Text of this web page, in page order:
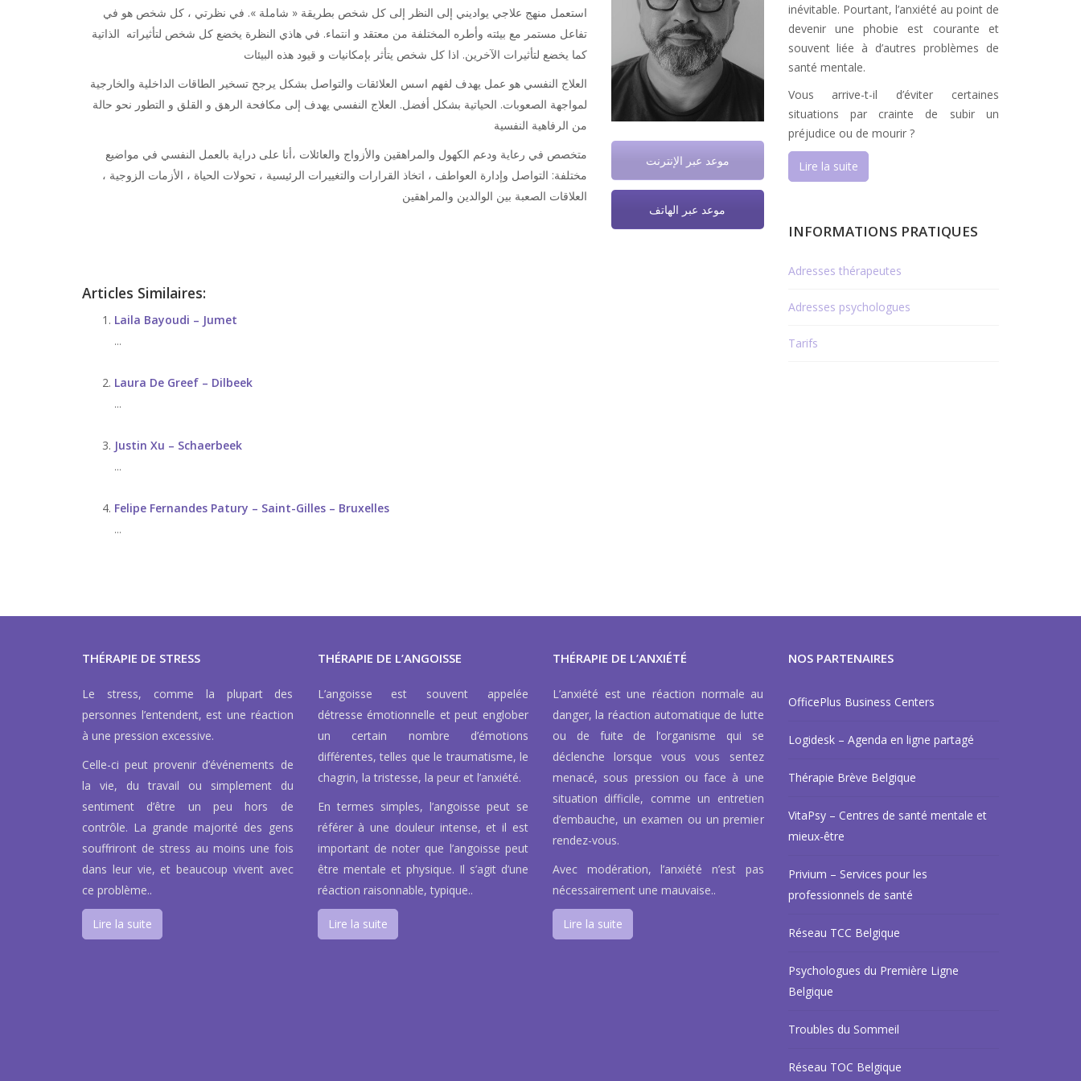
استعمل منهج علاجي يواديني إلى النظر إلى كل شخص بطريقة « شاملة ». في نظرتي ، كل شخص هو في
تفاعل مستمر مع بيئته وأطره المختلفة من معتقد و انتماء. في هاذي النظرة يخضع كل شخص لتأثيراته الذاتية
كما يخضع لتأثيرات الآخرين. اذا كل شخص يتأثر بإمكانيات و قيود هذه البيئات
العلاج النفسي هو عمل يهدف لفهم اسس العلائقات والتواصل بشكل يرجح تسخير الطاقات الداخلية والخارجية
لمواجهة الصعوبات. الحياتية بشكل أفضل. العلاج النفسي يهدف إلى مكافحة الرهق و القلق و التطور نحو حالة
من الرفاهية النفسية
متخصص في رعاية ودعم الكهول والمراهقين والأزواج والعائلات ،أنا على دراية بالعمل النفسي في مواضيع
مختلفة: التواصل وإدارة العواطف ، اتخاذ القرارات والتغييرات الرئيسية ، تحولات الحياة ، الأزمات الزوجية ،
العلاقات الصعبة بين الوالدين والمراهقين
موعد عبر الإنترنت
موعد عبر الهاتف
Articles Similaires:
Laila Bayoudi – Jumet
...
Laura De Greef – Dilbeek
...
Justin Xu – Schaerbeek
...
Felipe Fernandes Patury – Saint-Gilles – Bruxelles
...
inévitable. Pourtant, l’anxiété au point de
devenir une phobie est courante et
souvent liée à d’autres problèmes de
santé mentale.
Vous arrive-t-il d’éviter certaines
situations par crainte de subir un
préjudice ou de mourir ?
Lire la suite
INFORMATIONS PRATIQUES
Adresses thérapeutes
Adresses psychologues
Tarifs
THÉRAPIE DE STRESS
Le stress, comme la plupart des
personnes l’entendent, est une réaction
à une pression excessive.
Celle-ci peut provenir d’événements de
la vie, du travail ou simplement du
sentiment d’être un peu hors de
contrôle. La grande majorité des gens
souffriront de stress au moins une fois
dans leur vie, et beaucoup vivent avec
ce problème..
Lire la suite
THÉRAPIE DE L’ANGOISSE
L’angoisse est souvent appelée
détresse émotionnelle et peut englober
un certain nombre d’émotions
différentes, telles que le traumatisme, le
chagrin, la tristesse, la peur et l’anxiété.
En termes simples, l’angoisse peut se
référer à une douleur intense, et il est
important de noter que l’angoisse peut
être mentale et physique. Il s’agit d’une
réaction raisonnable, typique..
Lire la suite
THÉRAPIE DE L’ANXIÉTÉ
L’anxiété est une réaction normale au
danger, la réaction automatique de lutte
ou de fuite de l’organisme qui se
déclenche lorsque vous vous sentez
menacé, sous pression ou face à une
situation difficile, comme un entretien
d’embauche, un examen ou un premier
rendez-vous.
Avec modération, l’anxiété n’est pas
nécessairement une mauvaise..
Lire la suite
NOS PARTENAIRES
OfficePlus Business Centers
Logidesk – Agenda en ligne partagé
Thérapie Brève Belgique
VitaPsy – Centres de santé mentale et
mieux-être
Privium – Services pour les
professionnels de santé
Réseau TCC Belgique
Psychologues du Première Ligne
Belgique
Troubles du Sommeil
Réseau TOC Belgique